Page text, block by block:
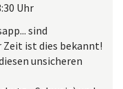
Uhr
sind
ist dies bekannt!
unsicheren